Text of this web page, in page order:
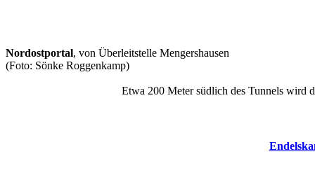
Nordostportal, von Überleitstelle Mengershausen
(Foto: Sönke Roggenkamp)
Etwa 200 Meter südlich des Tunnels wird